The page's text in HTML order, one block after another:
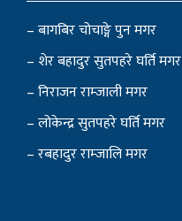
– बागबिर चोचाङ्गे पुन मगर
– शेर बहादुर सुतपहरे घर्ति मगर
– निराजन राम्जाली मगर
– लोकेन्द्र सुतपहरे घर्ति मगर
– रबहादुर राम्जालि मगर